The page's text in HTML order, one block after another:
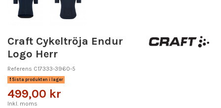
Craft Cykeltröja Endur
Logo Herr
Referens C17333-3960-5
Sista produkten i lager
499,00 kr
Inkl. moms